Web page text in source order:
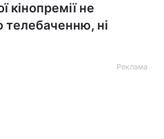
кінопремії не
телебаченню, ні
Реклама